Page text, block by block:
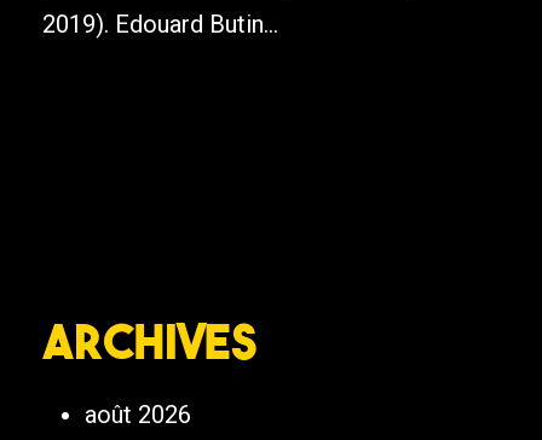
2019). Edouard Butin...
Archives
août 2026